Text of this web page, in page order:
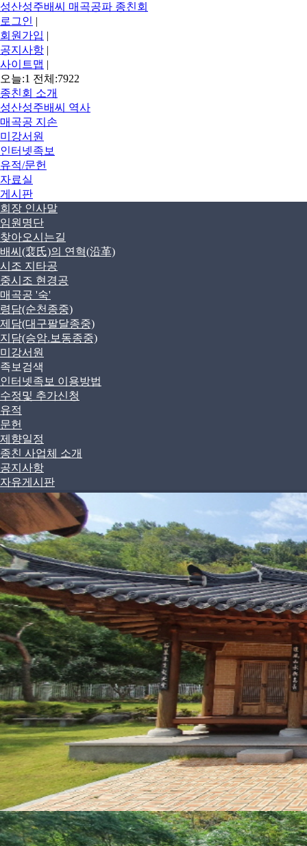
성산성주배씨 매곡공파 종친회
로그인 |
회원가입 |
공지사항 |
사이트맵 |
오늘:1 전체:7922
종친회 소개
성산성주배씨 역사
매곡공 지손
미강서원
인터넷족보
유적/문헌
자료실
게시판
회장 인사말
임원명단
찾아오시는길
배씨(裵氏)의 연혁(沿革)
시조 지타공
중시조 현경공
매곡공 '숙'
령담(순천종중)
제담(대구팔달종중)
지담(승암.보동종중)
미강서원
족보검색
인터넷족보 이용방법
수정및 추가신청
유적
문헌
제향일정
종친 사업체 소개
공지사항
자유게시판